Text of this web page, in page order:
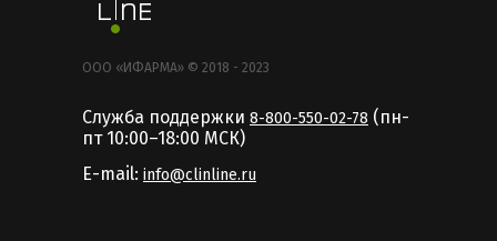
ООО «ИФАРМА» © 2018 - 2023
Служба поддержки 8-800-550-02-78 (пн-
пт 10:00–18:00 MCК)
E-mail: info@clinline.ru